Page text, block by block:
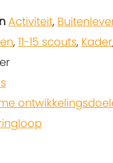
Activiteit,
, 11-15 scouts, Kader